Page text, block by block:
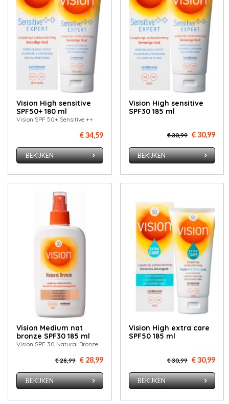
Vision High sensitive
SPF50+ 180 ml
Vision SPF 50+ Sensitive ++
€ 34,59
BEKIJKEN
Vision High sensitive
SPF30 185 ml
€ 30,99 € 30,99
BEKIJKEN
Vision Medium nat
bronze SPF30 185 ml
Vision SPF 30 Natural Bronze
€ 28,99 € 28,99
BEKIJKEN
Vision High extra care
SPF50 185 ml
€ 30,99 € 30,99
BEKIJKEN